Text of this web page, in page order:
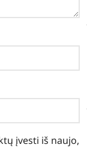
įvesti iš naujo,